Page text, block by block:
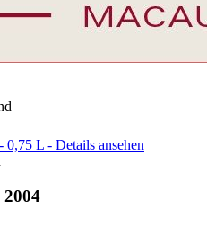
0,75 L - Details ansehen
2004